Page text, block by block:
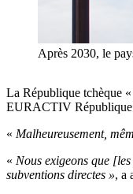
Après 2030, le
La République tchèque «
EURACTIV République
« Malheureusement,
« Nous exigeons que
subventions directes », a